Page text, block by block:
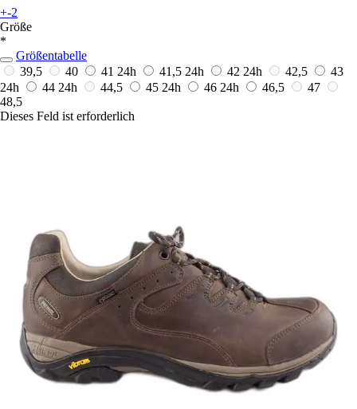
+-2
Größe
*
Größentabelle
39,5
40 41 24h 41,5 24h 42 24h 42,5
43
24h
44 24h 44,5 45 24h 46 24h 46,5
47
48,5
Dieses Feld ist erforderlich